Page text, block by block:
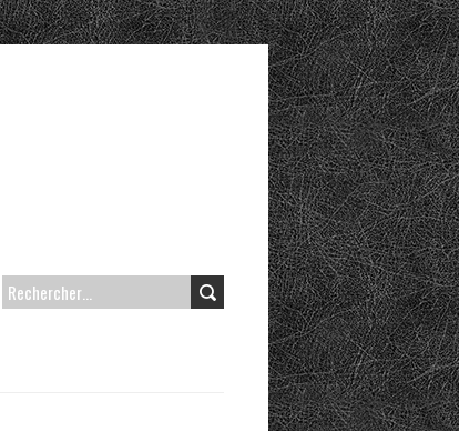
RECHERCHER :